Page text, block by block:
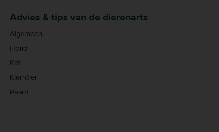
Advies & tips van de dierenarts
Algemeen
Hond
Kat
Kleindier
Paard